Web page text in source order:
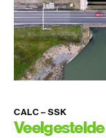
CALC – SSK